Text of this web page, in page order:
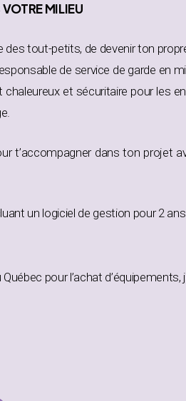
VOTRE MILIEU
des tout-petits, de devenir ton
de service de garde en
et sécuritaire pour les
t’accompagner dans ton projet
un logiciel de gestion pour 2
pour l’achat d’équipements,